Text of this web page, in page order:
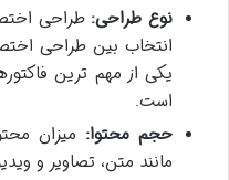
نوع طراحی: طراحی
انتخاب بین طراحی
یکی از مهم ترین
است.
حجم محتوا: میزان
مانند متن، تصاویر و